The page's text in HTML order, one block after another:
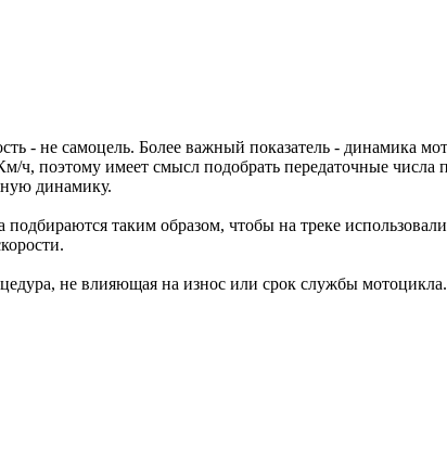
- не самоцель. Более важный показатель - динамика
ч, поэтому имеет смысл подобрать передаточные
динамику.
таким образом, чтобы на треке
не влияющая на износ или срок службы